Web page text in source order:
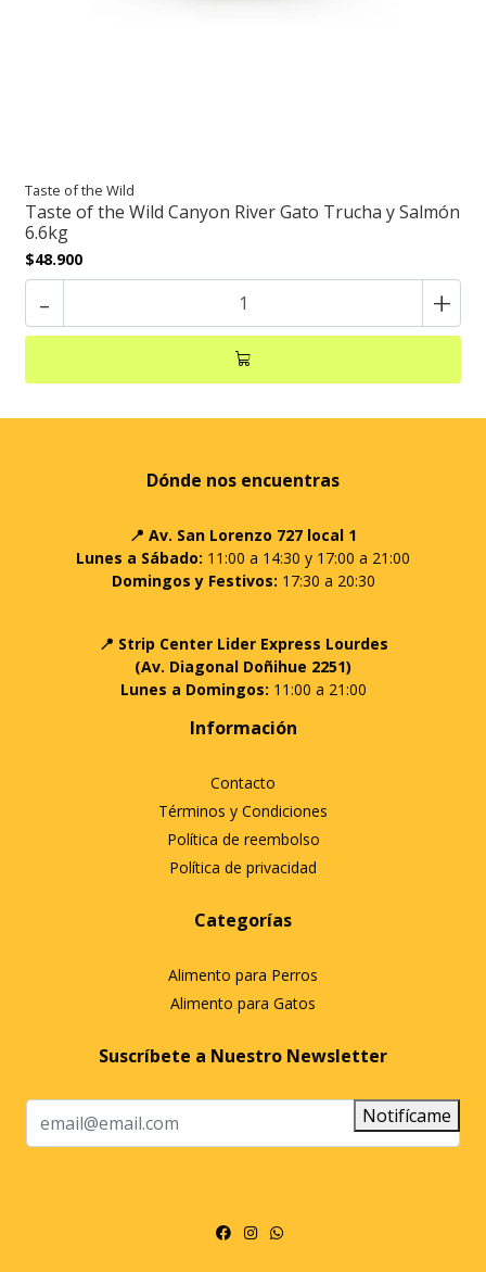
Taste of the Wild
Taste of the Wild Canyon River Gato Trucha y Salmón
6.6kg
$48.900
- +
Dónde nos encuentras
📍 Av. San Lorenzo 727 local 1
Lunes a Sábado: 11:00 a 14:30 y 17:00 a 21:00
Domingos y Festivos: 17:30 a 20:30
📍 Strip Center Lider Express Lourdes
(Av. Diagonal Doñihue 2251)
Lunes a Domingos: 11:00 a 21:00
Información
Contacto
Términos y Condiciones
Política de reembolso
Política de privacidad
Categorías
Alimento para Perros
Alimento para Gatos
Suscríbete a Nuestro Newsletter
Notifícame